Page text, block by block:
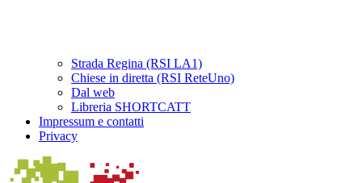
Strada Regina (RSI LA1)
Chiese in diretta (RSI ReteUno)
Dal web
Libreria SHORTCATT
Impressum e contatti
Privacy